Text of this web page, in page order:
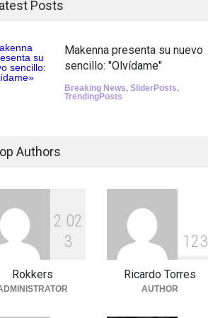
Posts
Makenna presenta su nuevo
sencillo: "Olvídame"
Breaking News, SliderPosts,
TrendingPosts
Authors
2 02
3
Rokkers
1 23
Ricardo Torres
AUTHOR